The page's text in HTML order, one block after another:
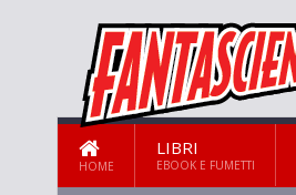
HOME
LIBRI
EBOOK E FUMETTI